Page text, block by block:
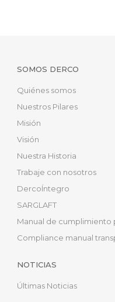
SOMOS DERCO
Quiénes somos
Nuestros Pilares
Misión
Visión
Nuestra Historia
Trabaje con nosotros
DercoÍntegro
SARGLAFT
Manual de cumplimiento
Compliance manual
NOTICIAS
Últimas Noticias